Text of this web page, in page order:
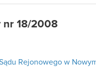
nr 18/2008
Rejonowego w